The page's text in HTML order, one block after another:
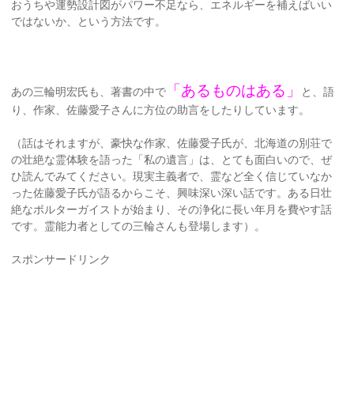
おうちや運勢設計図がパワー不足なら、エネルギーを補えばいい
ではないか、という方法です。
あの三輪明宏氏も、著書の中で 「あるものはある」
と、語
り、作家、佐藤愛子さんに方位の助言をしたりしています。
（話はそれますが、豪快な作家、佐藤愛子氏が、北海道の別荘で
の壮絶な霊体験を語った「私の遺言」は、とても面白いので、ぜ
ひ読んでみてください。現実主義者で、霊など全く信じていなか
った佐藤愛子氏が語るからこそ、興味深い深い話です。ある日壮
絶なポルターガイストが始まり、その浄化に長い年月を費やす話
です。霊能力者としての三輪さんも登場します）。
スポンサードリンク